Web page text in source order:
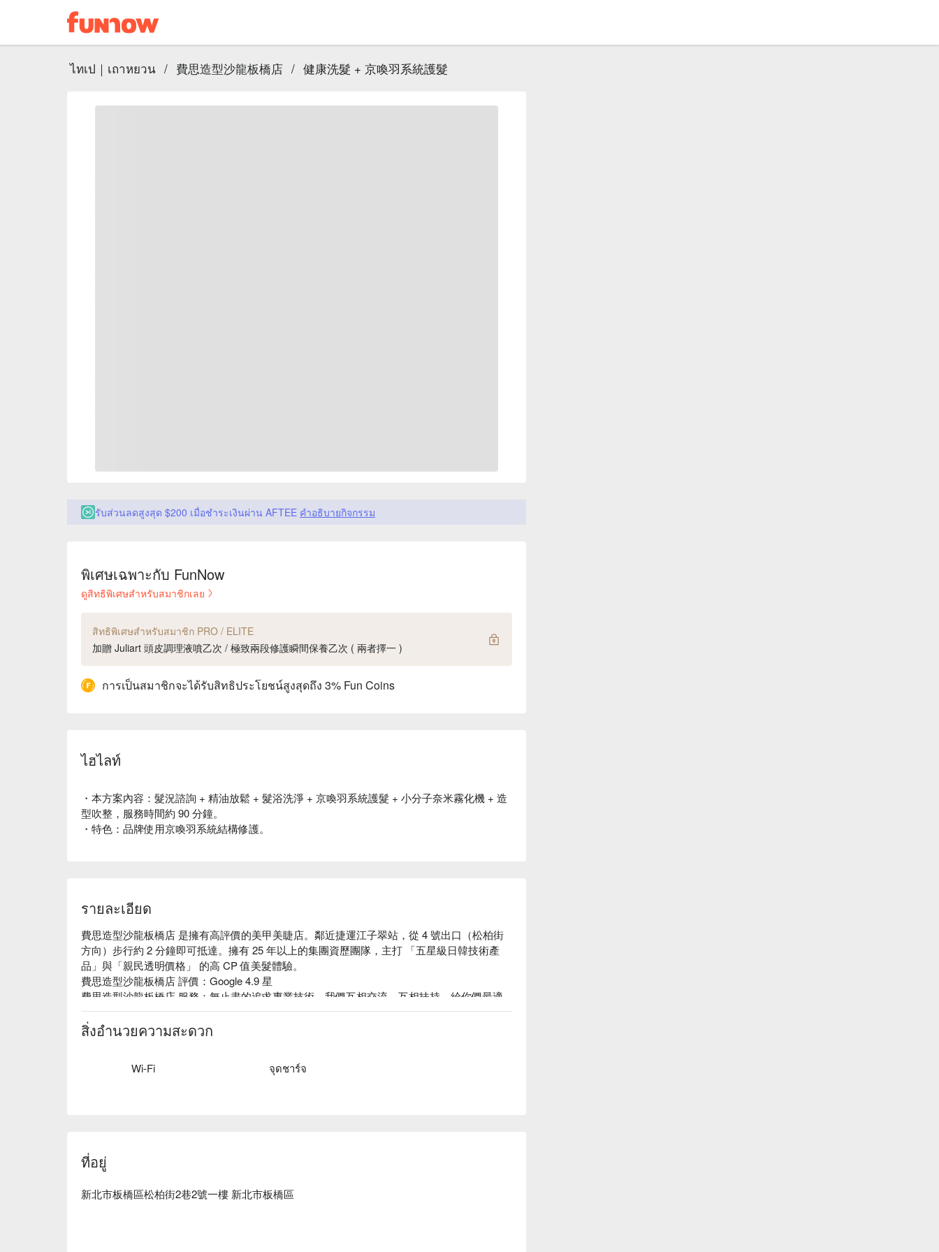
ไทเป｜เถาหยวน / 費思造型沙龍板橋店 / 健康洗髮 + 京喚羽系統護髮
รับส่วนลดสูงสุด $200 เมื่อชำระเงินผ่าน AFTEE คำอธิบายกิจกรรม
พิเศษเฉพาะกับ FunNow
ดูสิทธิพิเศษสำหรับสมาชิกเลย
สิทธิพิเศษสำหรับสมาชิก PRO / ELITE
加贈 Juliart 頭皮調理液噴乙次 / 極致兩段修護瞬間保養乙次 ( 兩者擇一 )
การเป็นสมาชิกจะได้รับสิทธิประโยชน์สูงสุดถึง 3% Fun Coins
ไฮไลท์
・本方案內容：髮況諮詢 + 精油放鬆 + 髮浴洗淨 + 京喚羽系統護髮 + 小分子奈米霧化機 + 造
型吹整，服務時間約 90 分鐘。
・特色：品牌使用京喚羽系統結構修護。
รายละเอียด
費思造型沙龍板橋店 是擁有高評價的美甲美睫店。鄰近捷運江子翠站，從 4 號出口（松柏街
方向）步行約 2 分鐘即可抵達。擁有 25 年以上的集團資歷團隊，主打 「五星級日韓技術產
品」與「親民透明價格」 的高 CP 值美髮體驗。
費思造型沙龍板橋店 評價：Google 4.9 星
費思造型沙龍板橋店 服務：無止盡的追求專業技術、我們互相交流、互相扶持，給你們最適
合，最完美的髮型及流行趨勢。
費思造型沙龍板橋店 推薦：堅持使用日系妝品，醫療認證頭皮護理。
สิ่งอำนวยความสะดวก
Wi-Fi จุดชาร์จ
ที่อยู่
新北市板橋區松柏街2巷2號一樓 新北市板橋區